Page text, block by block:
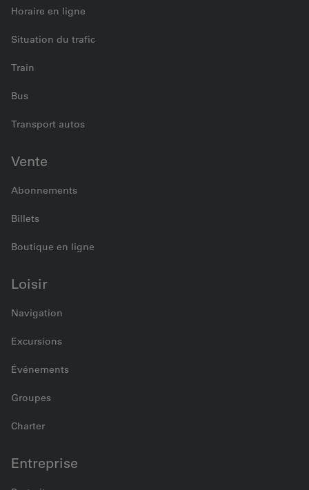
Horaire en ligne
Situation du trafic
Train
Bus
Transport autos
Vente
Abonnements
Billets
Boutique en ligne
Loisir
Navigation
Excursions
Événements
Groupes
Charter
Entreprise